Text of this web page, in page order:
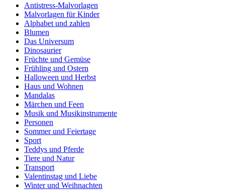
Antistress-Malvorlagen
Malvorlagen für Kinder
Alphabet und zahlen
Blumen
Das Universum
Dinosaurier
Früchte und Gemüse
Frühling und Ostern
Halloween und Herbst
Haus und Wohnen
Mandalas
Märchen und Feen
Musik und Musikinstrumente
Personen
Sommer und Feiertage
Sport
Teddys und Pferde
Tiere und Natur
Transport
Valentinstag und Liebe
Winter und Weihnachten